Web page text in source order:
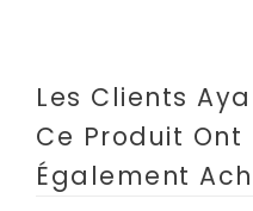
Les Clients
Ce Produit Ont
Également